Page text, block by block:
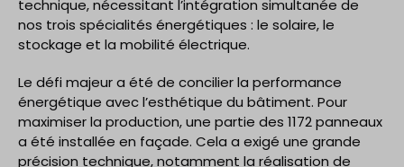
technique, nécessitant l’intégration simultanée de
nos trois spécialités énergétiques : le solaire, le
stockage et la mobilité électrique.
Le défi majeur a été de concilier la performance
énergétique avec l’esthétique du bâtiment. Pour
maximiser la production, une partie des 1172 panneaux
a été installée en façade. Cela a exigé une grande
précision technique, notamment la réalisation de